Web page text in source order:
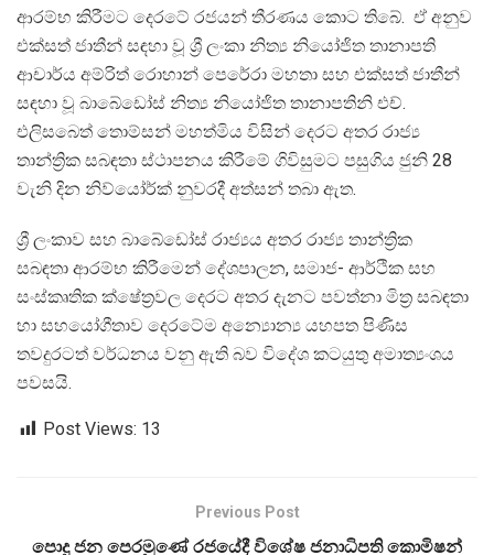
ආරම්භ කිරීමට දෙරටේ රජයන් තීරණය කොට තිබේ. ඒ අනුව
එක්සත් ජාතීන් සඳහා වූ ශ්‍රී ලංකා නිත්‍ය නියෝජිත තානාපති
ආචාර්ය අම්රිත් රොහාන් පෙරේරා මහතා සහ එක්සත් ජාතීන්
සඳහා වූ බාබේඩෝස් නිත්‍ය නියෝජිත තානාපතිනි එච්.
එලිසබෙත් තොම්සන් මහත්මිය විසින් දෙරට අතර රාජ්‍ය
තාන්ත්‍රික සබඳතා ස්ථාපනය කිරීමේ ගිවිසුමට පසුගිය ජුනි 28
වැනි දින නිව්යෝර්ක් නුවරදී අත්සන් තබා ඇත.
ශ්‍රී ලංකාව සහ බාබේඩෝස් රාජ්‍යය අතර රාජ්‍ය තාන්ත්‍රික
සබඳතා ආරම්භ කිරීමෙන් දේශපාලන, සමාජ- ආර්ථික සහ
සංස්කෘතික ක්ෂේත්‍රවල දෙරට අතර දැනට පවත්නා මිත්‍ර සබඳතා
හා සහයෝගීතාව දෙරටේම අන්‍යොන්‍ය යහපත පිණිස
තවදුරටත් වර්ධනය වනු ඇති බව විදේශ කටයුතු අමාත්‍යංශය
පවසයි.
Post Views: 13
Previous Post
පොදු ජන පෙරමුණේ රජයේදී විශේෂ ජනාධිපති කොමිෂන්